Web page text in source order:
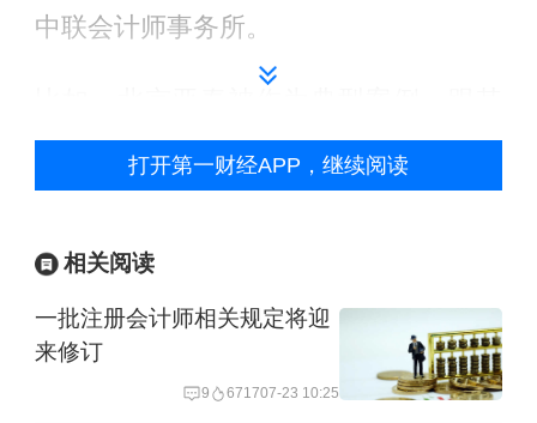
中联会计师事务所。
存在重大违法违规行为有关。比如，北
京亚泰曾是福建紫天传媒科技股份有限
该公司因财务造假在去年已经被终止上
市。
今年初财政部公开信息显示，财政部检
打开第一财经APP，继续阅读
相关阅读
一批注册会计师相关规定将迎
来修订
9 671707-23 10:25